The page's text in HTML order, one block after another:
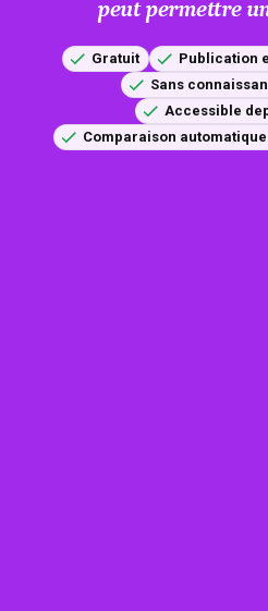
peut permettre
Gratuit
Publication
Sans
Accessible
Comparaison